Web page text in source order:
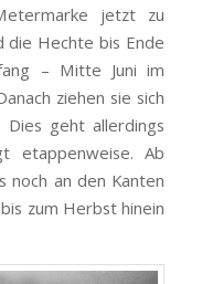
jetzt zu
die Hechte bis Ende
– Mitte Juni im
ziehen sie sich
geht allerdings
etappenweise. Ab
noch an den Kanten
zum Herbst hinein